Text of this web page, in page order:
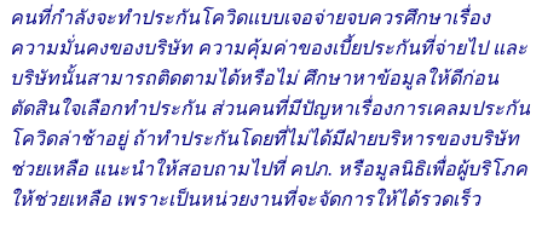
คนที่กำลังจะทำประกันโควิดแบบเจอจ่ายจบควรศึกษาเรื่อง
ความมั่นคงของบริษัท ความคุ้มค่าของเบี้ยประกันที่จ่ายไป และ
บริษัทนั้นสามารถติดตามได้หรือไม่ ศึกษาหาข้อมูลให้ดีก่อน
ตัดสินใจเลือกทำประกัน ส่วนคนที่มีปัญหาเรื่องการเคลมประกัน
โควิดล่าช้าอยู่ ถ้าทำประกันโดยที่ไม่ได้มีฝ่ายบริหารของบริษัท
ช่วยเหลือ แนะนำให้สอบถามไปที่ คปภ. หรือมูลนิธิเพื่อผู้บริโภค
ให้ช่วยเหลือ เพราะเป็นหน่วยงานที่จะจัดการให้ได้รวดเร็ว